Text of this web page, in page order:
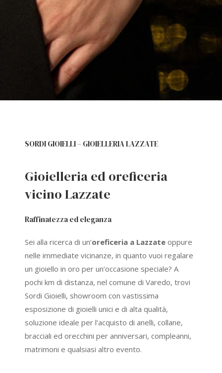
SORDI GIOIELLI – GIOIELLERIA LAZZATE
Gioielleria ed oreficeria
vicino Lazzate
Raffinatezza ed eleganza
Sei alla ricerca di un’oreficeria a Lazzate oppure
nelle immediate vicinanze, in quanto vuoi regalare
un gioiello in oro per un’occasione speciale? A
pochi km di distanza, nel comune di Varedo, trovi
Sordi Gioielli, showroom con vastissima
esposizione di gioielli unici e di alta qualità,
soluzione ideale per l’acquisto di anelli, collane,
bracciali ed orecchini per anniversari, compleanni,
matrimoni e qualsiasi altro evento.